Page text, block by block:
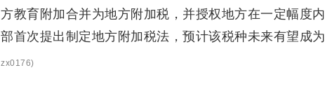
方教育附加合并为地方附加税，并授权地方在一定幅度
部首次提出制定地方附加税法，预计该税种未来有望成
zx0176)